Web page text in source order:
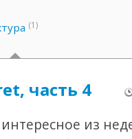
(1)
часть 4
из